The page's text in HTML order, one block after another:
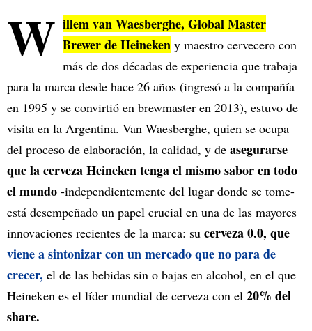
W illem van Waesberghe, Global Master
Brewer de Heineken y maestro cervecero con
más de dos décadas de experiencia que trabaja
para la marca desde hace 26 años (ingresó a la compañía
en 1995 y se convirtió en brewmaster en 2013), estuvo de
visita en la Argentina. Van Waesberghe, quien se ocupa
del proceso de elaboración, la calidad, y de asegurarse
que la cerveza Heineken tenga el mismo sabor en todo
el mundo -independientemente del lugar donde se tome-
está desempeñado un papel crucial en una de las mayores
innovaciones recientes de la marca: su cerveza 0.0, que
viene a sintonizar con un mercado que no para de
crecer, el de las bebidas sin o bajas en alcohol, en el que
Heineken es el líder mundial de cerveza con el 20% del
share.